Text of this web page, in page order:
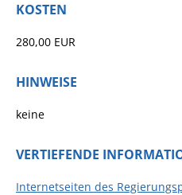
KOSTEN
280,00 EUR
HINWEISE
keine
VERTIEFENDE
Internetseiten des